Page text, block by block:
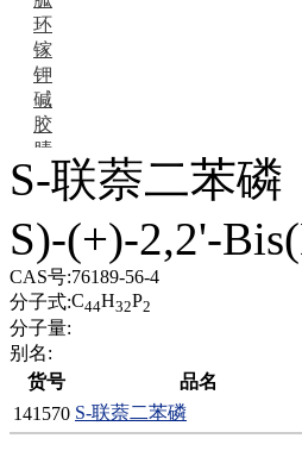
环
镓
钾
碱
胶
腈
肼
醌
蜡
锂
啉
磷
膦
硫
氯
S-联萘二苯磷
S)-(+)-2,2'-
CAS号:76189-56-4
分子式:C44H32P2
分子量:
别名:
货号
品名
141570 S-联萘二苯磷